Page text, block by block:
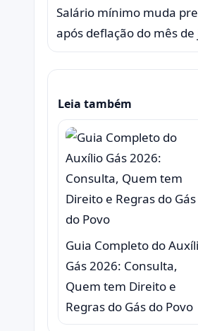
Salário mínimo muda
após deflação do mês
Leia também
Guia Completo do
Gás 2026: Consulta,
Quem tem Direito e
Regras do Gás do Povo